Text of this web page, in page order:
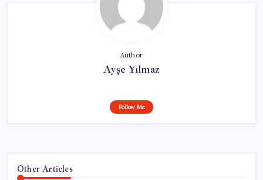
Author
Ayşe Yılmaz
Follow Me
Other Articles